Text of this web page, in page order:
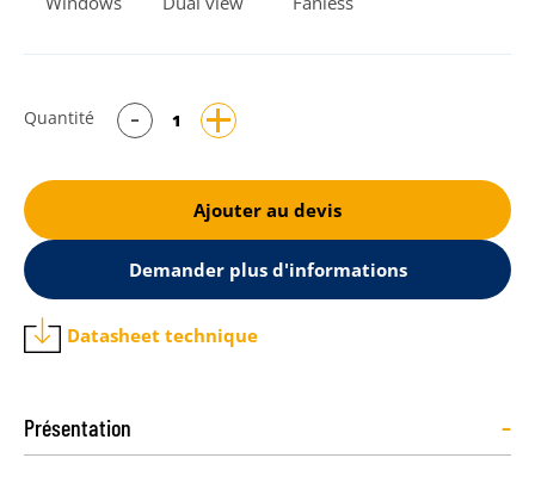
Quantité
Ajouter au devis
Demander plus d'informations
Datasheet technique
Présentation -